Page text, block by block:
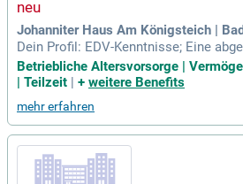
Johanniter Haus Am Königsteich |
Dein Profil: EDV-Kenntnisse; Eine
ng zum/zur Pflegefachassistent:in
usbildung; Selbstständiges und
der stationären Altenpflege
Betriebliche Altersvorsorge |
| Teilzeit | + weitere Benefits
mehr erfahren